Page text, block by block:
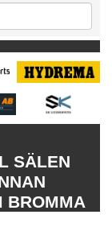
SÄLEN
BROMMA